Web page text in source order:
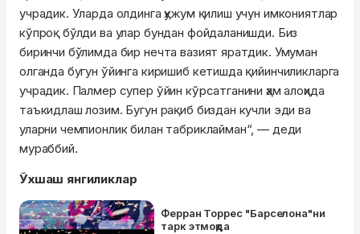
учрадик. Уларда олдинга ҳужум қилиш учун имкониятлар
кўпроқ бўлди ва улар бундан фойдаланишди. Биз
биринчи бўлимда бир нечта вазият яратдик. Умуман
олганда бугун ўйинга киришиб кетишда қийинчиликларга
учрадик. Палмер супер ўйин кўрсатганини ҳам алоҳида
таъкидлаш лозим. Бугун рақиб биздан кучли эди ва
уларни чемпионлик билан табриклайман“, — деди
мураббий.
Ўхшаш янгиликлар
Ферран Торрес "Барселона"ни
тарк этмоқда